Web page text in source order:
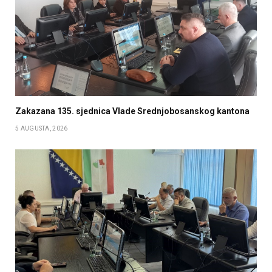
Zakazana 135. sjednica Vlade Srednjobosanskog kantona
5 AUGUSTA, 2026